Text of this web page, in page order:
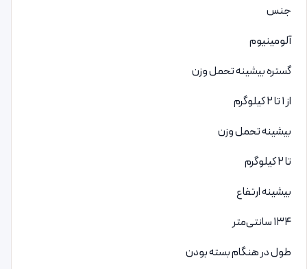
جنس
آلومینیوم
گستره بیشینه تحمل وزن
از ۱ تا ۲ کیلوگرم
بیشینه تحمل وزن
تا ۲ کیلوگرم
بیشینه ارتفاع
۱۳۴ سانتی‌متر
طول در هنگام بسته بودن